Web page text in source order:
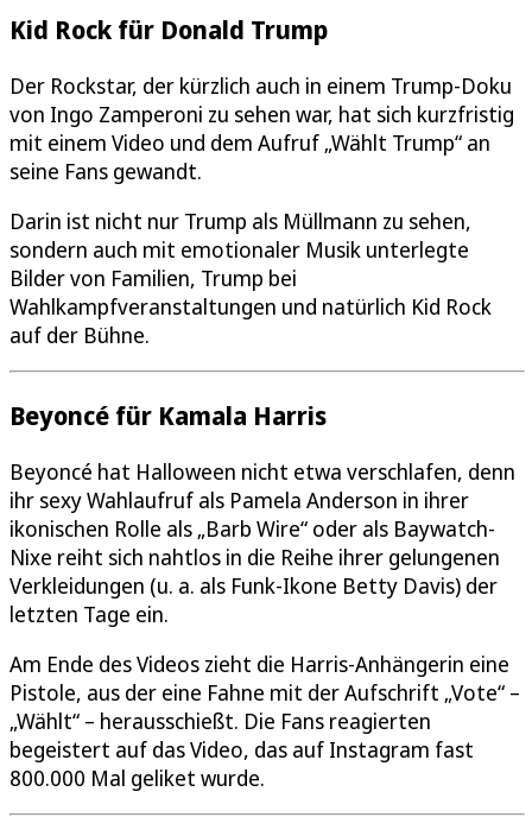
Kid Rock für Donald Trump
Der Rockstar, der kürzlich auch in einem Trump-Doku
von Ingo Zamperoni zu sehen war, hat sich kurzfristig
mit einem Video und dem Aufruf „Wählt Trump“ an
seine Fans gewandt.
Darin ist nicht nur Trump als Müllmann zu sehen,
sondern auch mit emotionaler Musik unterlegte
Bilder von Familien, Trump bei
Wahlkampfveranstaltungen und natürlich Kid Rock
auf der Bühne.
Beyoncé für Kamala Harris
Beyoncé hat Halloween nicht etwa verschlafen, denn
ihr sexy Wahlaufruf als Pamela Anderson in ihrer
ikonischen Rolle als „Barb Wire“ oder als Baywatch-
Nixe reiht sich nahtlos in die Reihe ihrer gelungenen
Verkleidungen (u. a. als Funk-Ikone Betty Davis) der
letzten Tage ein.
Am Ende des Videos zieht die Harris-Anhängerin eine
Pistole, aus der eine Fahne mit der Aufschrift „Vote“ –
„Wählt“ – herausschießt. Die Fans reagierten
begeistert auf das Video, das auf Instagram fast
800.000 Mal geliket wurde.